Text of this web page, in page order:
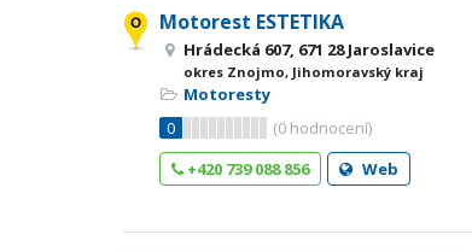
Motorest ESTETIKA
Hrádecká 607, 671 28 Jaroslavice
okres Znojmo, Jihomoravský kraj
Motoresty
0
(0 hodnocení)
+420 739 088 856
Web